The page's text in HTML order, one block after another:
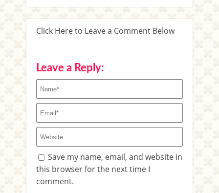
Click Here to Leave a Comment Below
Leave a Reply:
Save my name, email, and website in
this browser for the next time I
comment.